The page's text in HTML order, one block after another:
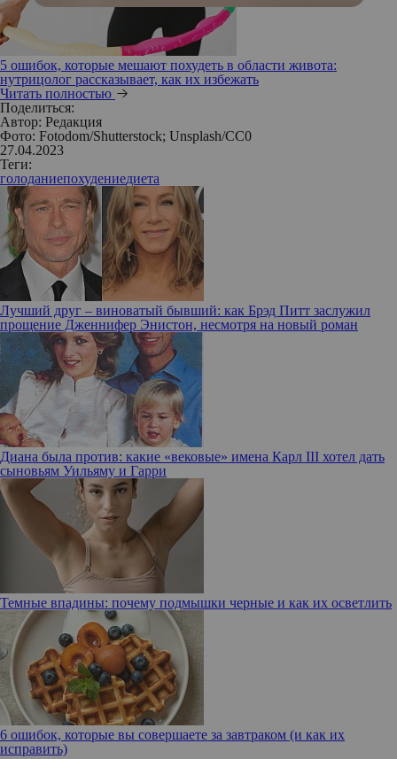
5 ошибок, которые мешают похудеть в области живота:
нутрицолог рассказывает, как их избежать
Читать полностью
Поделиться:
Автор: Редакция
Фото: Fotodom/Shutterstock; Unsplash/СС0
27.04.2023
Теги:
голоданиепохудениедиета
Лучший друг – виноватый бывший: как Брэд Питт заслужил
прощение Дженнифер Энистон, несмотря на новый роман
Диана была против: какие «вековые» имена Карл III хотел дать
сыновьям Уильяму и Гарри
Темные впадины: почему подмышки черные и как их осветлить
6 ошибок, которые вы совершаете за завтраком (и как их
исправить)